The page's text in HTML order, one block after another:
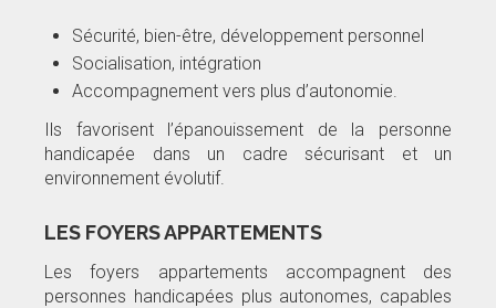
Sécurité, bien-être, développement personnel
Socialisation, intégration
Accompagnement vers plus d’autonomie.
Ils favorisent l’épanouissement de la personne
handicapée dans un cadre sécurisant et un
environnement évolutif.
LES FOYERS APPARTEMENTS
Les foyers appartements accompagnent des
personnes handicapées plus autonomes, capables